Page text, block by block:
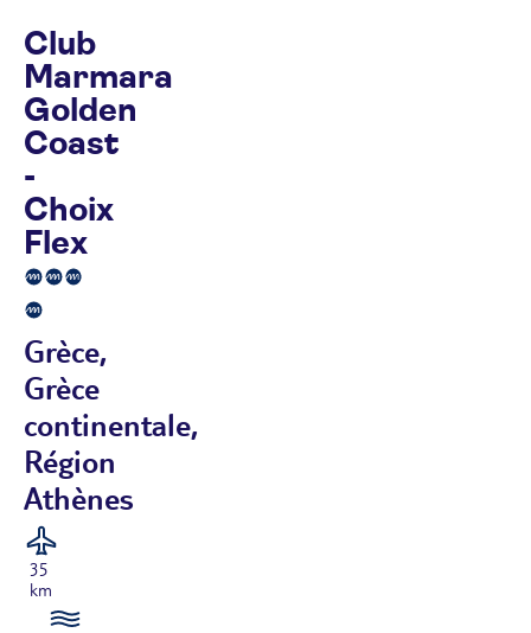
Club
Marmara
Golden
Coast
-
Choix
Flex
Grèce,
Grèce
continentale,
Région
Athènes
35
km